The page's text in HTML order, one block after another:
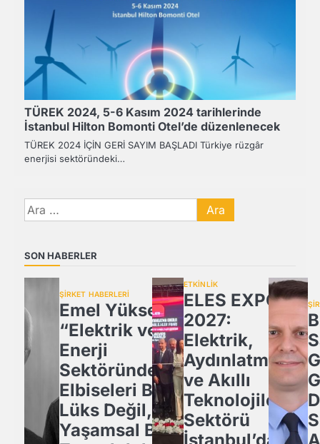
TÜREK 2024, 5-6 Kasım 2024 tarihlerinde
İstanbul Hilton Bomonti Otel’de düzenlenecek
TÜREK 2024 İÇİN GERİ SAYIM BAŞLADI Türkiye rüzgâr
enerjisi sektöründeki…
Arama:
SON HABERLER
ŞİRKET HABERLERİ
Emel Yüksel:
“Elektrik ve
Enerji
Sektöründe İş
Elbiseleri Bir
Lüks Değil,
Yaşamsal Bir
ETKİNLİK
ELES EXPO
2027:
Elektrik,
Aydınlatma
ve Akıllı
Teknolojiler
Sektörü